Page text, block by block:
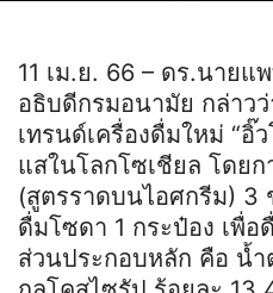
11 เม.ย. 66 – ดร.นาย
อธิบดีกรมอนามัย กล่าว
เทรนด์เครื่องดื่มใหม่ “อิ๊
แสในโลกโซเชียล โดย
(สูตรราดบนไอศกรีม) 3
ดื่มโซดา 1 กระป๋อง เพื่
ส่วนประกอบหลัก คือ น้ำ